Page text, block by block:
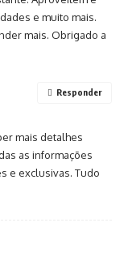
e muito mais.
mais. Obrigado a
mais detalhes
as informações
e exclusivas. Tudo
Responder